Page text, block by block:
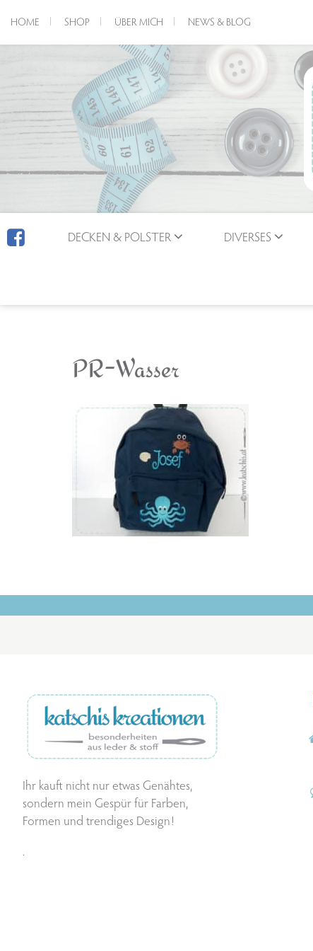
HOME SHOP ÜBER MICH NEWS & BLOG
DECKEN & POLSTER DIVERSES
PR-Wasser
Ihr kauft nicht nur etwas Genähtes,
sondern mein Gespür für Farben,
Formen und trendiges Design!
.